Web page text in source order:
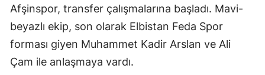
Afşinspor, transfer çalışmalarına başladı. Mavi-
beyazlı ekip, son olarak Elbistan Feda Spor
forması giyen Muhammet Kadir Arslan ve Ali
Çam ile anlaşmaya vardı.